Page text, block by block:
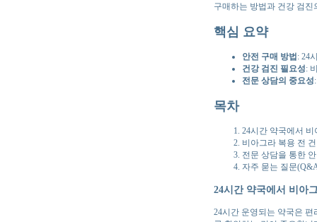
구매하는 방법과 건강 검
핵심 요약
안전 구매 방법: 24
건강 검진 필요성:
전문 상담의 중요성
목차
24시간 약국에서
비아그라 복용 전
전문 상담을 통한
자주 묻는 질문
24시간 약국에서 비아
24시간 운영되는 약국은